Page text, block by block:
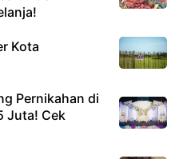
Kota
Pernikahan di
Juta! Cek